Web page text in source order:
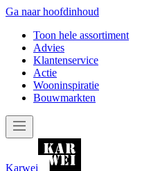
Ga naar hoofdinhoud
Toon hele assortiment
Advies
Klantenservice
Actie
Wooninspiratie
Bouwmarkten
Karwei